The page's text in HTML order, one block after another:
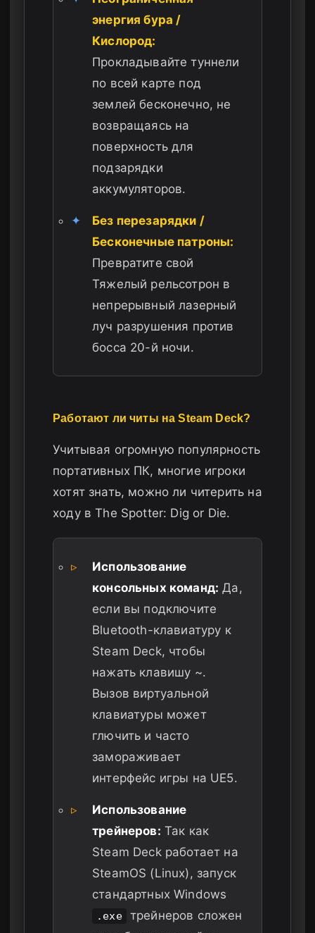
энергия бура /
Кислород:
Прокладывайте туннели
по всей карте под
землей бесконечно, не
возвращаясь на
поверхность для
подзарядки
аккумуляторов.
✦
Без перезарядки /
Бесконечные патроны:
Превратите свой
Тяжелый рельсотрон в
непрерывный лазерный
луч разрушения против
босса 20-й ночи.
Работают ли читы на Steam Deck?
Учитывая огромную популярность
портативных ПК, многие игроки
хотят знать, можно ли читерить на
ходу в The Spotter: Dig or Die.
▹
Использование
консольных команд: Да,
если вы подключите
Bluetooth-клавиатуру к
Steam Deck, чтобы
нажать клавишу ~.
Вызов виртуальной
клавиатуры может
глючить и часто
замораживает
интерфейс игры на UE5.
▹
Использование
трейнеров: Так как
Steam Deck работает на
SteamOS (Linux), запуск
стандартных Windows
.exe
трейнеров сложен